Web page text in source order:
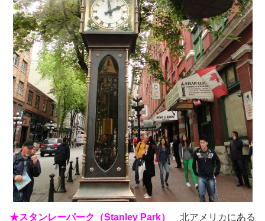
★スタンレーパーク（Stanley Park） 北アメリカにある